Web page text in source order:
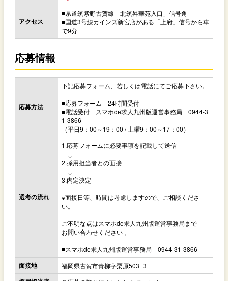
アクセス
■県道筑紫野古賀線「北筑昇華苑入口」信号角
■国道3号線カインズ新宮店がある「上府」信号から車
で9分
応募情報
応募方法
下記応募フォーム、若しくは電話にてご応募下さい。
■応募フォーム 24時間受付
■電話受付 スマホde求人九州版運営事務局 0944-3
1-3866
（平日9：00～19：00 / 土曜9：00～17：00）
選考の流れ
1.応募フォームに必要事項を記載して送信
↓
2.採用担当者との面接
↓
3.内定決定
※面接日等、時間は考慮しますので、ご相談くださ
い。
ご不明な点はスマホde求人九州版運営事務局まで
お問い合わせください 。
■スマホde求人九州版運営事務局 0944-31-3866
面接地 福岡県古賀市青柳字栗原503−3